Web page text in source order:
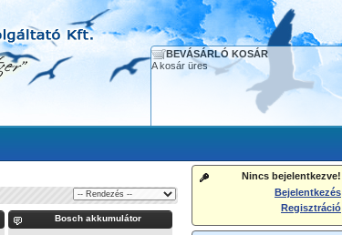
BEVÁSÁRLÓ KOSÁR
A kosár üres
Bosch akkumulátor
Nincs bejelentkezve!
Bejelentkezés
Regisztráció